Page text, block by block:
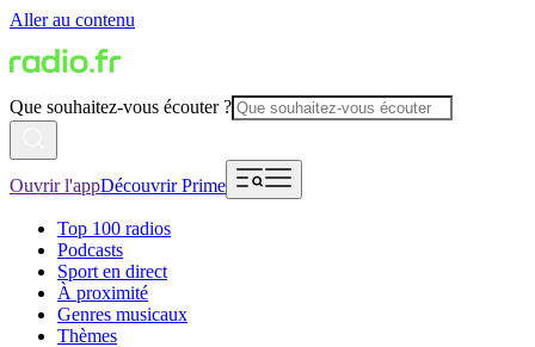
Aller au contenu
Que souhaitez-vous écouter ?
Ouvrir l'appDécouvrir Prime
Top 100 radios
Podcasts
Sport en direct
À proximité
Genres musicaux
Thèmes